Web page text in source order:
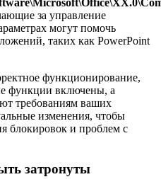
за управление
могут помочь
таких как PowerPoint
функционирование,
функции включены, а
требованиям ваших
изменения, чтобы
блокировок и проблем с
затронуты